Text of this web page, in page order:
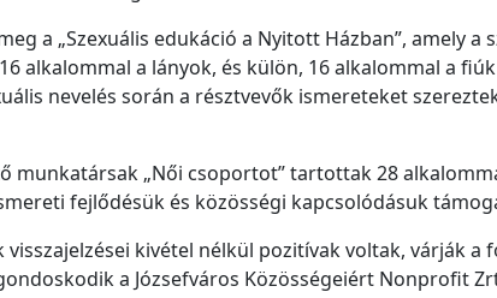
a „Szexuális edukáció a Nyitott Házban”, amely
alkalommal a lányok, és külön, 16 alkalommal a
nevelés során a résztvevők ismereteket
munkatársak „Női csoportot” tartottak 28
fejlődésük és közösségi kapcsolódásuk
kivétel nélkül pozitívak voltak, várják a
a Józsefváros Közösségeiért Nonprofit